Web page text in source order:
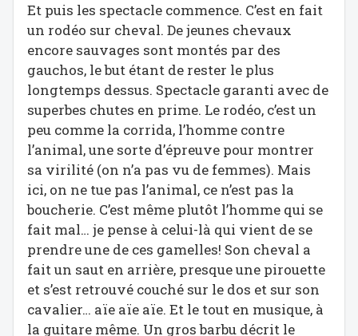
Et puis les spectacle commence. C’est en fait
un rodéo sur cheval. De jeunes chevaux
encore sauvages sont montés par des
gauchos, le but étant de rester le plus
longtemps dessus. Spectacle garanti avec de
superbes chutes en prime. Le rodéo, c’est un
peu comme la corrida, l’homme contre
l’animal, une sorte d’épreuve pour montrer
sa virilité (on n’a pas vu de femmes). Mais
ici, on ne tue pas l’animal, ce n’est pas la
boucherie. C’est même plutôt l’homme qui se
fait mal… je pense à celui-là qui vient de se
prendre une de ces gamelles! Son cheval a
fait un saut en arrière, presque une pirouette
et s’est retrouvé couché sur le dos et sur son
cavalier… aïe aïe aïe. Et le tout en musique, à
la guitare même. Un gros barbu décrit le